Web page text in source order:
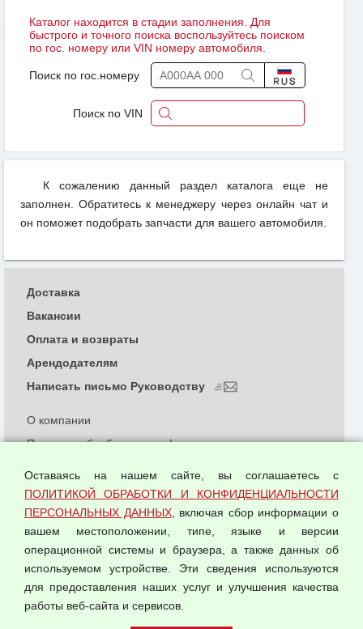
Каталог находится в стадии заполнения. Для
быстрого и точного поиска воспользуйтесь поиском
по гос. номеру или VIN номеру автомобиля.
Поиск по гос.номеру
Поиск по VIN
К сожалению данный раздел каталога еще не
заполнен. Обратитесь к менеджеру через онлайн чат и
он поможет подобрать запчасти для вашего автомобиля.
© 2026 ООО "Феникс"
О компании
Политика обработки и конфиденциальности
Согласием на обработку персональных данных
Оферта оптовой купли-продажи
Публичная оферта
Доставка
Вакансии
Оплата и возвраты
Арендодателям
Написать письмо Руководству
Оставаясь на нашем сайте, вы соглашаетесь с
ПОЛИТИКОЙ ОБРАБОТКИ И КОНФИДЕНЦИАЛЬНОСТИ
ПЕРСОНАЛЬНЫХ ДАННЫХ, включая сбор информации о
вашем местоположении, типе, языке и версии
операционной системы и браузера, а также данных об
используемом устройстве. Эти сведения используются
для предоставления наших услуг и улучшения качества
работы веб-сайта и сервисов.